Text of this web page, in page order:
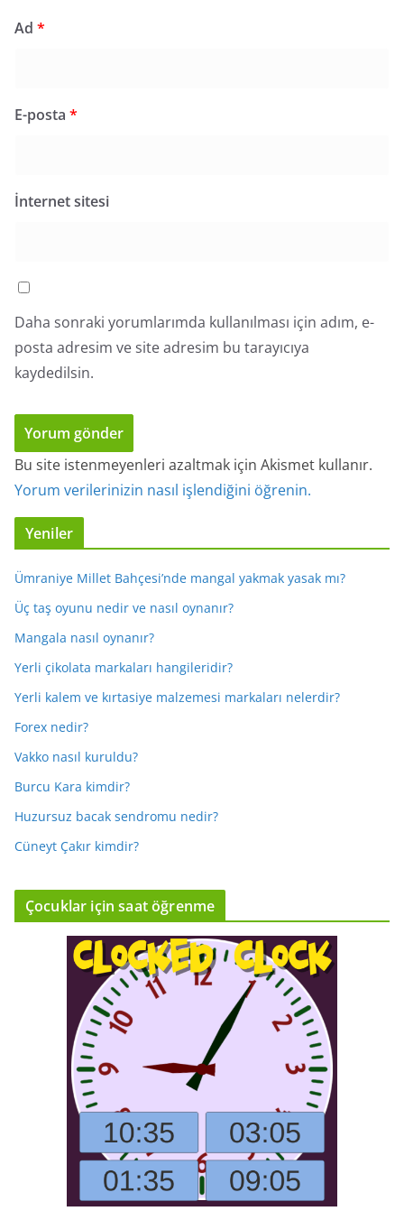
Ad *
E-posta *
İnternet sitesi
Daha sonraki yorumlarımda kullanılması için adım, e-
posta adresim ve site adresim bu tarayıcıya
kaydedilsin.
Bu site istenmeyenleri azaltmak için Akismet kullanır.
Yorum verilerinizin nasıl işlendiğini öğrenin.
Yeniler
Ümraniye Millet Bahçesi’nde mangal yakmak yasak mı?
Üç taş oyunu nedir ve nasıl oynanır?
Mangala nasıl oynanır?
Yerli çikolata markaları hangileridir?
Yerli kalem ve kırtasiye malzemesi markaları nelerdir?
Forex nedir?
Vakko nasıl kuruldu?
Burcu Kara kimdir?
Huzursuz bacak sendromu nedir?
Cüneyt Çakır kimdir?
Çocuklar için saat öğrenme